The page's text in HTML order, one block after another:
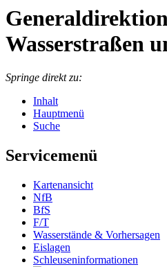
Generaldirektion
Wasserstraßen
Springe direkt zu:
Inhalt
Hauptmenü
Suche
Servicemenü
Kar­ten­an­sicht
NfB
BfS
F/T
Was­ser­stän­de & Vor­her­sa­gen
Eis­la­gen
Schleu­sen­in­for­ma­tio­nen